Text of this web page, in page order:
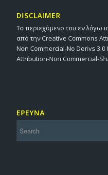
DISCLAIMER
Το περιεχόμενο του εν λόγω
από την Creative Commons
Non Commercial-No Derivs 3.0
Attribution-Non Commercial-
ΕΡΕΥΝΑ